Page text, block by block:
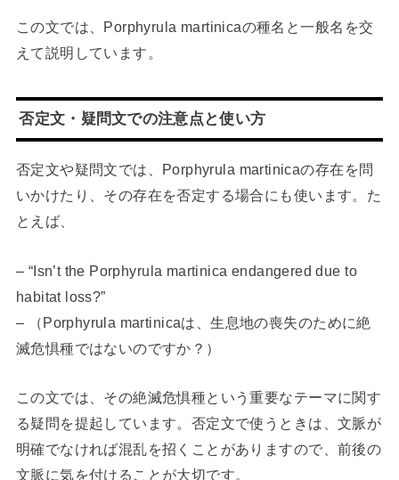
この文では、Porphyrula martinicaの種名と一般名を交
えて説明しています。
否定文・疑問文での注意点と使い方
否定文や疑問文では、Porphyrula martinicaの存在を問
いかけたり、その存在を否定する場合にも使います。た
とえば、
– “Isn’t the Porphyrula martinica endangered due to
habitat loss?”
– （Porphyrula martinicaは、生息地の喪失のために絶
滅危惧種ではないのですか？）
この文では、その絶滅危惧種という重要なテーマに関す
る疑問を提起しています。否定文で使うときは、文脈が
明確でなければ混乱を招くことがありますので、前後の
文脈に気を付けることが大切です。